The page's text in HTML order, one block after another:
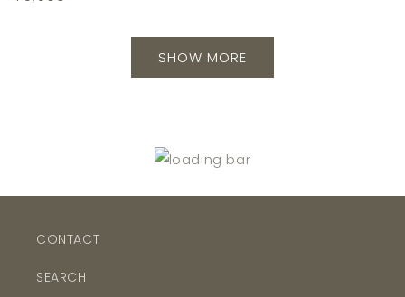
SHOW MORE
CONTACT
SEARCH